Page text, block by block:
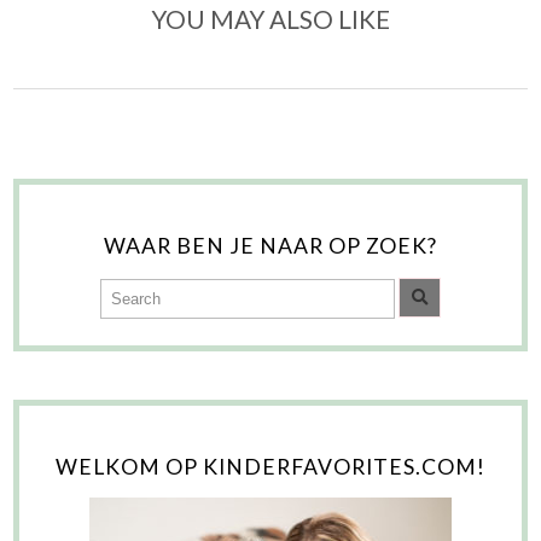
YOU MAY ALSO LIKE
WAAR BEN JE NAAR OP ZOEK?
WELKOM OP KINDERFAVORITES.COM!